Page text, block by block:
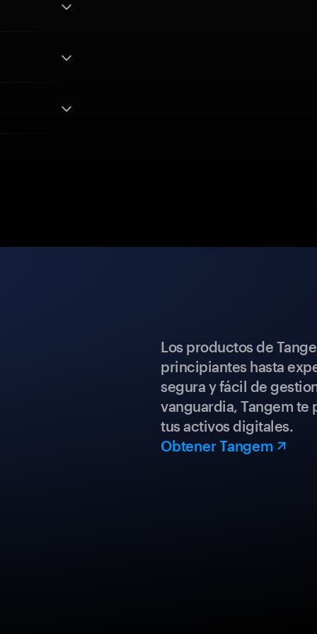
Los productos de
principiantes hasta
segura y fácil de
vanguardia, Tangem
tus activos digitales.
Obtener Tangem